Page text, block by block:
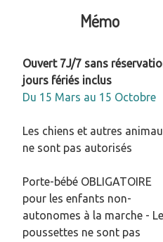
Mémo
Ouvert 7J/7 sans
jours fériés inclus
Du 15 Mars au 15 Octobre
Les chiens et autres
ne sont pas autorisés
Porte-bébé OBLIGATOIRE
pour les enfants non-
autonomes à la marche -
poussettes ne sont pas